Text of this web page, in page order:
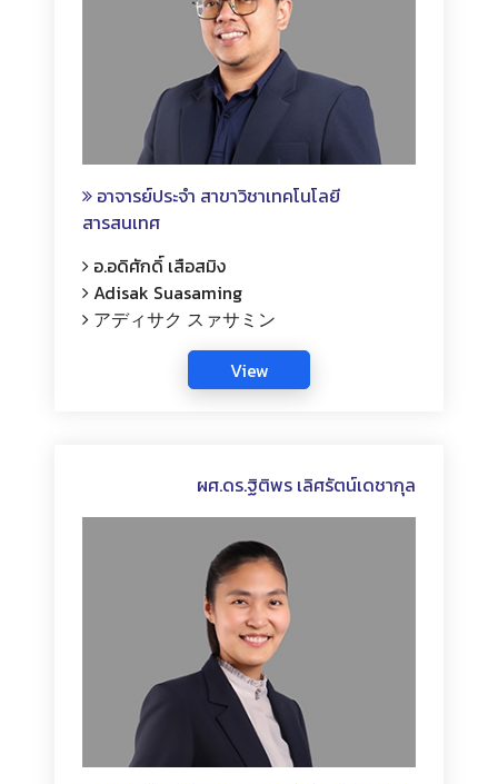
อาจารย์ประจำ สาขาวิชาเทคโนโลยี
สารสนเทศ
อ.อดิศักดิ์ เสือสมิง
Adisak Suasaming
アディサク スァサミン
ผศ.ดร.ฐิติพร เลิศรัตน์เดชากุล